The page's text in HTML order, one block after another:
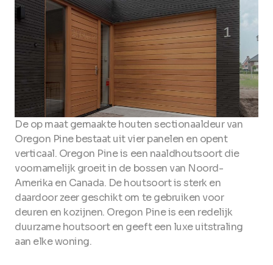
De op maat gemaakte houten sectionaaldeur van
Oregon Pine bestaat uit vier panelen en opent
verticaal. Oregon Pine is een naaldhoutsoort die
voornamelijk groeit in de bossen van Noord-
Amerika en Canada. De houtsoort is sterk en
daardoor zeer geschikt om te gebruiken voor
deuren en kozijnen. Oregon Pine is een redelijk
duurzame houtsoort en geeft een luxe uitstraling
aan elke woning.